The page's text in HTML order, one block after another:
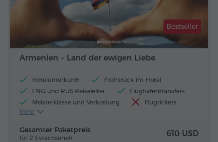
Armenien – Land der ewigen Liebe
Bestseller
Hotelunterkunft
Frühstück im Hotel
ENG und RUS Reiseleiter
Flughafentransfers
Meisterklasse und Verkostung
Flugtickets
Mittagessen und Abendessen
Mehr
Gesamter Paketpreis
für 2 Ewachsenen 610 USD